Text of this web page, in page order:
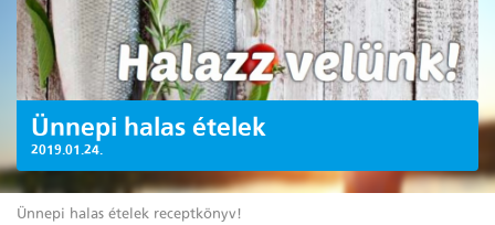
Ünnepi halas ételek
2019.01.24.
Ünnepi halas ételek receptkönyv!